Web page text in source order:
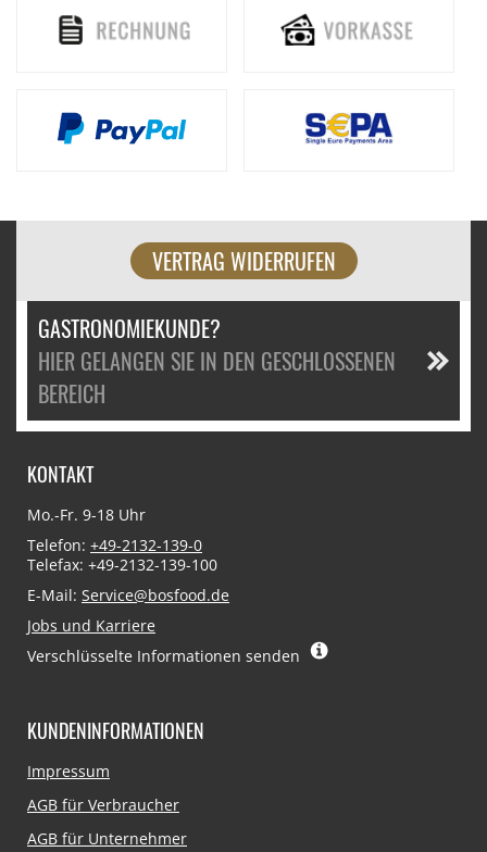
VERTRAG WIDERRUFEN
GASTRONOMIEKUNDE?
HIER GELANGEN SIE IN DEN GESCHLOSSENEN
BEREICH
KONTAKT
Mo.-Fr. 9-18 Uhr
Telefon: +49-2132-139-0
Telefax: +49-2132-139-100
E-Mail: Service@bosfood.de
Jobs und Karriere
Verschlüsselte Informationen senden
KUNDENINFORMATIONEN
Navigation
Impressum
AGB für Verbraucher
AGB für Unternehmer